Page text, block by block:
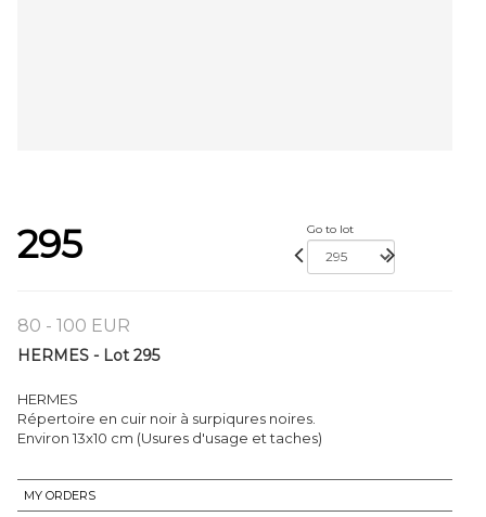
295 Go to lot
80 - 100 EUR
HERMES - Lot 295
HERMES
Répertoire en cuir noir à surpiqures noires.
Environ 13x10 cm (Usures d'usage et taches)
MY ORDERS